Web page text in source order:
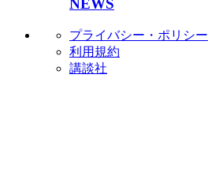
NEWS
プライバシー・ポリシー
利用規約
講談社